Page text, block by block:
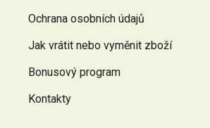
Ochrana osobních údajů
Jak vrátit nebo vyměnit zboží
Bonusový program
Kontakty